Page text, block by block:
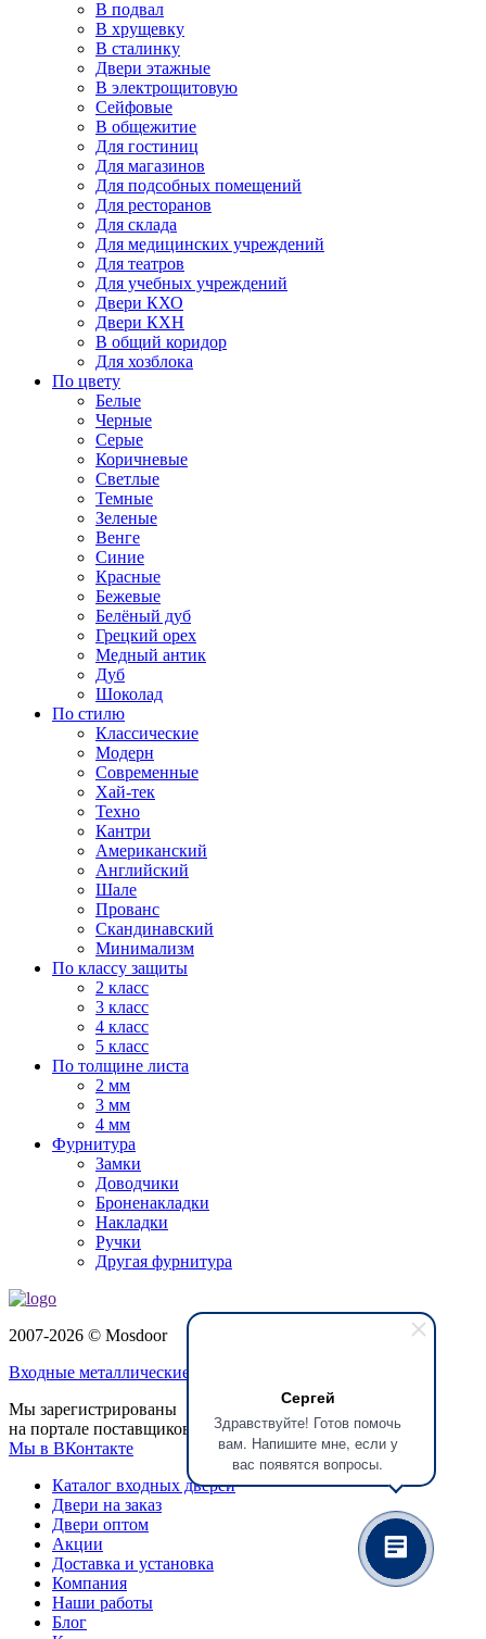
Сергей
Здравствуйте! Готов помочь
вам. Напишите мне, если у
вас появятся вопросы.
В подвал
В хрущевку
В сталинку
Двери этажные
В электрощитовую
Сейфовые
В общежитие
Для гостиниц
Для магазинов
Для подсобных помещений
Для ресторанов
Для склада
Для медицинских учреждений
Для театров
Для учебных учреждений
Двери КХО
Двери КХН
В общий коридор
Для хозблока
По цвету
Белые
Черные
Серые
Коричневые
Светлые
Темные
Зеленые
Венге
Синие
Красные
Бежевые
Белёный дуб
Грецкий орех
Медный антик
Дуб
Шоколад
По стилю
Классические
Модерн
Современные
Хай-тек
Техно
Кантри
Американский
Английский
Шале
Прованс
Скандинавский
Минимализм
По классу защиты
2 класс
3 класс
4 класс
5 класс
По толщине листа
2 мм
3 мм
4 мм
Фурнитура
Замки
Доводчики
Броненакладки
Накладки
Ручки
Другая фурнитура
2007-2026 © Mosdoor
Входные металлические двери
Мы зарегистрированы
на портале поставщиков
Мы в ВКонтакте
Каталог входных дверей
Двери на заказ
Двери оптом
Акции
Доставка и установка
Компания
Наши работы
Блог